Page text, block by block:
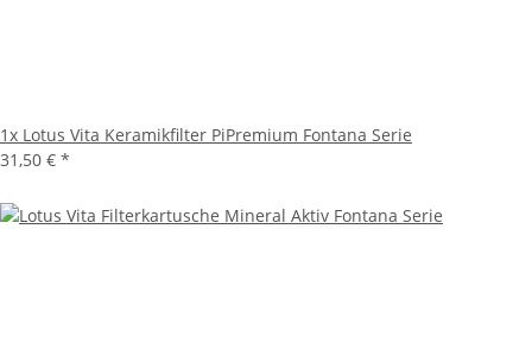
1x Lotus Vita Keramikfilter PiPremium Fontana Serie
31,50 € *